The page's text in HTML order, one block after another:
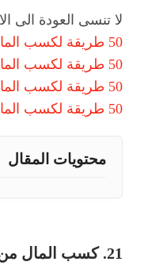
لا تنسى العودة الى
50 طريقة لكسب المال من الانترنت (الجزء 1)
50 طريقة لكسب المال من الانترنت (الجزء 2)
50 طريقة لكسب المال من الانترنت (الجزء 3)
50 طريقة لكسب المال من الانترنت (الجزء 4)
محتويات المقال
21. كسب المال من مشاهدة الافلام والفيديوهات